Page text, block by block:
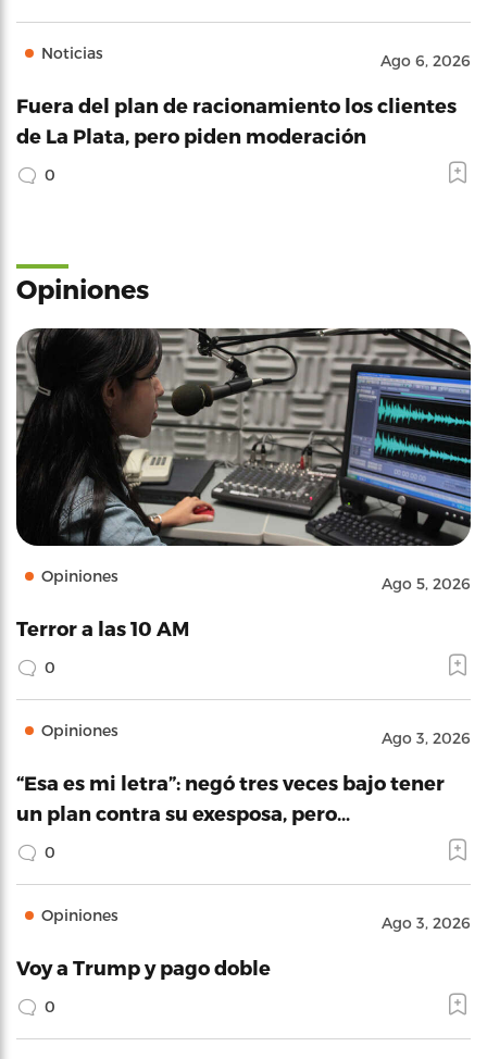
Noticias Ago 6, 2026
Fuera del plan de racionamiento los clientes
de La Plata, pero piden moderación
0
Opiniones
Opiniones Ago 5, 2026
Terror a las 10 AM
0
Opiniones Ago 3, 2026
“Esa es mi letra”: negó tres veces bajo tener
un plan contra su exesposa, pero…
0
Opiniones Ago 3, 2026
Voy a Trump y pago doble
0